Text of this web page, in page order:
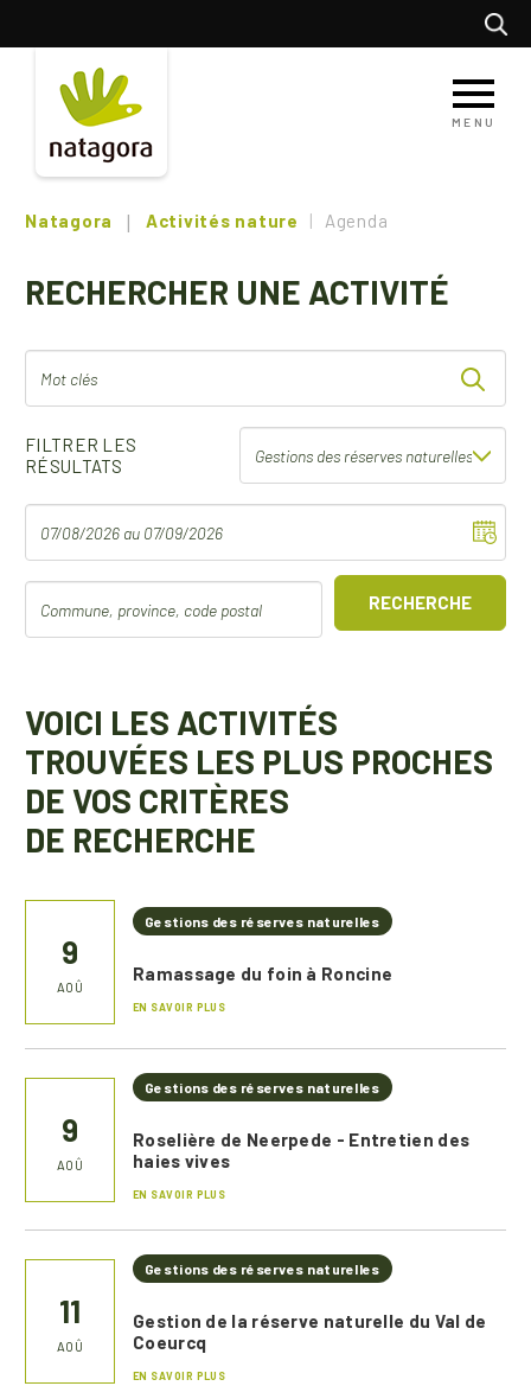
principal
MENU
Natagora Activités nature Agenda
RECHERCHER UNE ACTIVITÉ
FILTRER LES
RÉSULTATS
RECHERCHE
VOICI LES ACTIVITÉS
TROUVÉES LES PLUS PROCHES
DE VOS CRITÈRES
DE RECHERCHE
9
AOÛ
Gestions des réserves naturelles
Ramassage du foin à Roncine
EN SAVOIR PLUS
9
AOÛ
Gestions des réserves naturelles
Roselière de Neerpede - Entretien des
haies vives
EN SAVOIR PLUS
11
AOÛ
Gestions des réserves naturelles
Gestion de la réserve naturelle du Val de
Coeurcq
EN SAVOIR PLUS